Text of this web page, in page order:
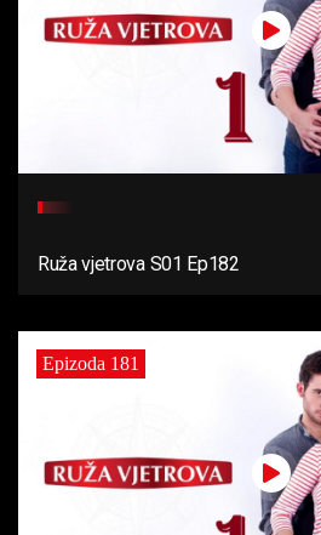
Ruža vjetrova S01 Ep182
Epizoda 181